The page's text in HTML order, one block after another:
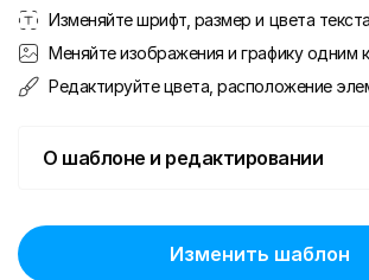
Изменяйте шрифт, размер и цвета текста
Меняйте изображения и графику одним
Редактируйте цвета, расположение
О шаблоне и редактировании
Изменить шаблон